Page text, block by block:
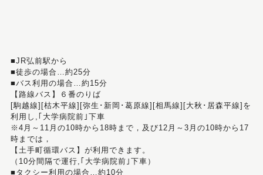
■JR弘前駅から
■徒歩の場合…約25分
■バス利用の場合…約15分
【路線バス】６番のりば
[駒越線][枯木平線][弥生･新岡･葛原線][相馬線][大秋･居森平線]を
利用し,｢大学病院前｣下車
※4月～11月の10時から18時まで，及び12月～3月の10時から17
時までは，
【土手町循環バス】が利用できます。
（10分間隔で運行,｢大学病院前｣下車）
■タクシー利用の場合…約10分